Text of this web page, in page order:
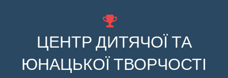
ЦЕНТР ДИТЯЧОЇ ТА
ЮНАЦЬКОЇ ТВОРЧОСТІ